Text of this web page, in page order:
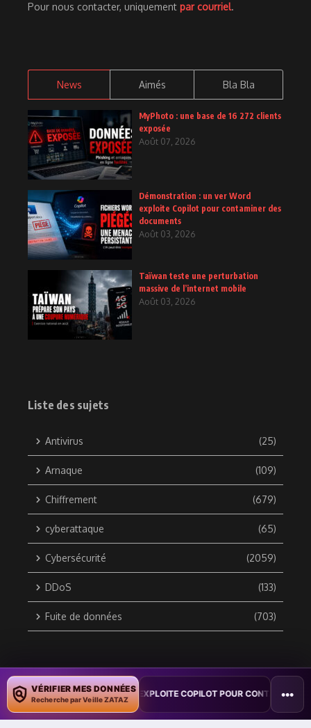
Pour nous contacter, uniquement par courriel.
News Aimés Bla Bla
MyPhoto : une base de 16 272 clients
exposée
Août 07, 2026
Démonstration : un ver Word
exploite Copilot pour contaminer des
documents
Août 03, 2026
Taïwan teste une perturbation
massive de l’internet mobile
Août 03, 2026
Liste des sujets
Antivirus (25)
Arnaque (109)
Chiffrement (679)
cyberattaque (65)
Cybersécurité (2059)
DDoS (133)
Fuite de données (703)
Copyright © 2010 / 2026 DATA SECURITY BREACH - Groupe
ZATAZ Média
VÉRIFIER MES DONNÉES
Recherche par Veille ZATAZ
: UN VER WORD EXPLOITE COPILOT POUR CONTAMINER DES •••